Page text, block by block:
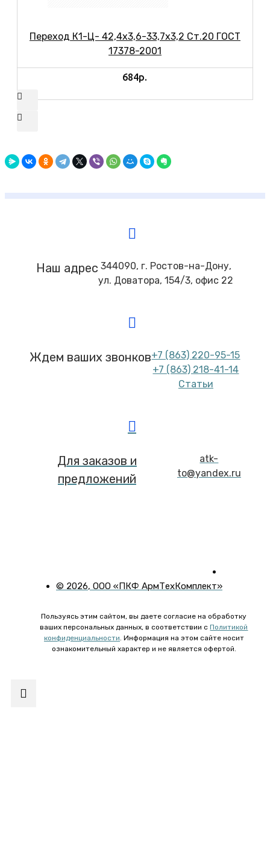
Переход К1-Ц- 42,4х3,6-33,7х3,2 Ст.20 ГОСТ
17378-2001
684р.
Наш адрес 344090, г. Ростов-на-Дону,
ул. Доватора, 154/3, офис 22
Ждем ваших звонков+7 (863) 220-95-15
+7 (863) 218-41-14
Статьи
Для заказов и
предложений
atk-
to@yandex.ru
© 2026, ООО «ПКФ АрмТехКомплект»
Пользуясь этим сайтом, вы даете согласие на обработку
ваших персональных данных, в соответствии сПолитикой
конфиденциальности. Информация на этом сайте носит
ознакомительный характер и не является офертой.